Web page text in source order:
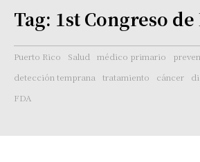
Tag: 1st Congreso de
Puerto Rico Salud médico primario
detección temprana
tratamiento cáncer
FDA